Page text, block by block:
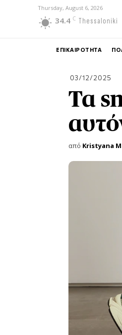
Thursday, August 6, 2026
34.4 C Thessaloniki
ΕΠΙΚΑΙΡΟΤΗΤΑ
03/12/2025
Τα
από Kristyana M